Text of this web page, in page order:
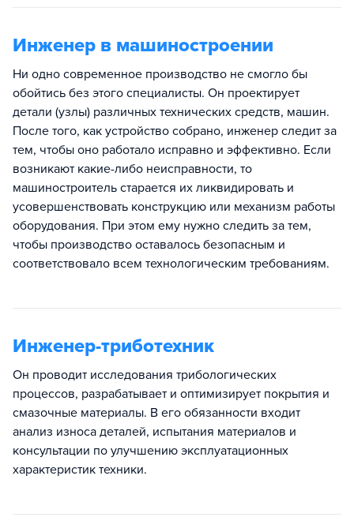
Инженер в машиностроении
Ни одно современное производство не смогло бы
обойтись без этого специалисты. Он проектирует
детали (узлы) различных технических средств, машин.
После того, как устройство собрано, инженер следит за
тем, чтобы оно работало исправно и эффективно. Если
возникают какие-либо неисправности, то
машиностроитель старается их ликвидировать и
усовершенствовать конструкцию или механизм работы
оборудования. При этом ему нужно следить за тем,
чтобы производство оставалось безопасным и
соответствовало всем технологическим требованиям.
Инженер-триботехник
Он проводит исследования трибологических
процессов, разрабатывает и оптимизирует покрытия и
смазочные материалы. В его обязанности входит
анализ износа деталей, испытания материалов и
консультации по улучшению эксплуатационных
характеристик техники.